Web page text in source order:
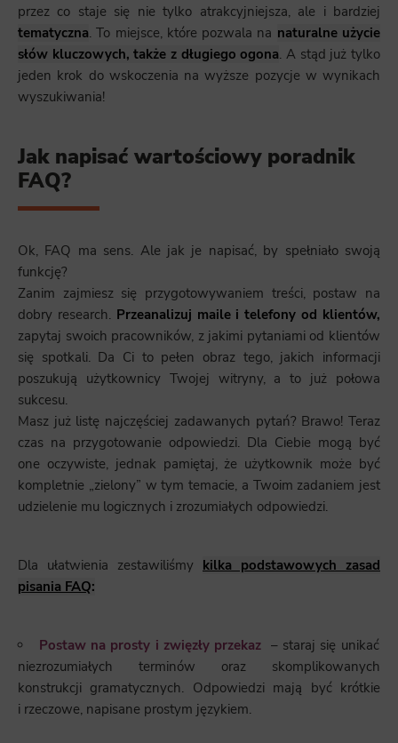
przez co staje się nie tylko atrakcyjniejsza, ale i bardziej
tematyczna. To miejsce, które pozwala na naturalne użycie
słów kluczowych, także z długiego ogona. A stąd już tylko
jeden krok do wskoczenia na wyższe pozycje w wynikach
wyszukiwania!
Jak napisać wartościowy poradnik
FAQ?
Ok, FAQ ma sens. Ale jak je napisać, by spełniało swoją
funkcję?
Zanim zajmiesz się przygotowywaniem treści, postaw na
dobry research. Przeanalizuj maile i telefony od klientów,
zapytaj swoich pracowników, z jakimi pytaniami od klientów
się spotkali. Da Ci to pełen obraz tego, jakich informacji
poszukują użytkownicy Twojej witryny, a to już połowa
sukcesu.
Masz już listę najczęściej zadawanych pytań? Brawo! Teraz
czas na przygotowanie odpowiedzi. Dla Ciebie mogą być
one oczywiste, jednak pamiętaj, że użytkownik może być
kompletnie „zielony” w tym temacie, a Twoim zadaniem jest
udzielenie mu logicznych i zrozumiałych odpowiedzi.
Dla ułatwienia zestawiliśmy kilka podstawowych zasad
pisania FAQ:
Postaw na prosty i zwięzły przekaz – staraj się unikać
niezrozumiałych terminów oraz skomplikowanych
konstrukcji gramatycznych. Odpowiedzi mają być krótkie
i rzeczowe, napisane prostym językiem.